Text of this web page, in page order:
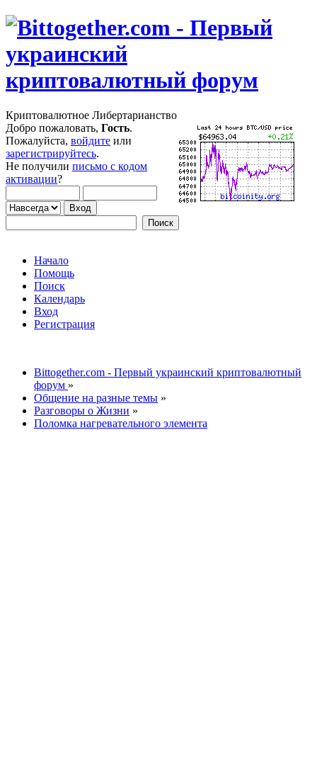
Криптовалютное Либертарианство
Добро пожаловать, Гость.
Пожалуйста, войдите или
зарегистрируйтесь.
Не получили письмо с кодом
активации?
Начало
Помощь
Поиск
Календарь
Вход
Регистрация
Bittogether.com - Первый украинский криптовалютный
форум »
Общение на разные темы »
Разговоры о Жизни »
Поломка нагревательного элемента